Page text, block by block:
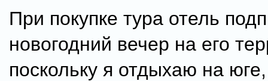
При покупке тура отель
новогодний вечер на его
поскольку я отдыхаю на